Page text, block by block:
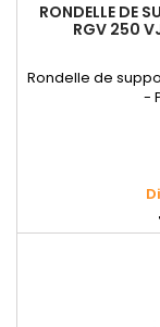
RONDELLE DE
RGV 250
Rondelle de
-